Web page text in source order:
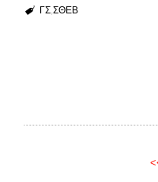
ΓΣ ΣΘΕΒ